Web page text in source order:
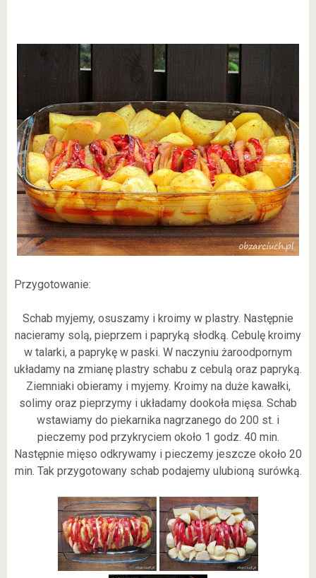
Przygotowanie:
Schab myjemy, osuszamy i kroimy w plastry. Następnie
nacieramy solą, pieprzem i papryką słodką. Cebulę kroimy
w talarki, a paprykę w paski. W naczyniu żaroodpornym
układamy na zmianę plastry schabu z cebulą oraz papryką.
Ziemniaki obieramy i myjemy. Kroimy na duże kawałki,
solimy oraz pieprzymy i układamy dookoła mięsa. Schab
wstawiamy do piekarnika nagrzanego do 200 st. i
pieczemy pod przykryciem około 1 godz. 40 min.
Następnie mięso odkrywamy i pieczemy jeszcze około 20
min. Tak przygotowany schab podajemy ulubioną surówką.